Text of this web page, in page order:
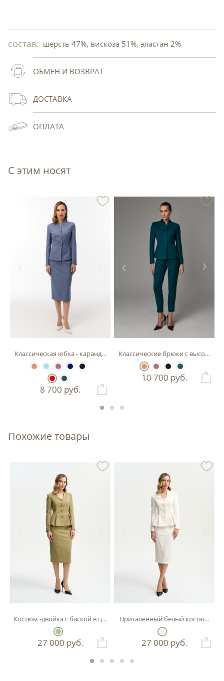
состав: шерсть 47%, вискоза 51%, эластан 2%
ОБМЕН И ВОЗВРАТ
ДОСТАВКА
ОПЛАТА
С этим носят
Классическая юбка - карандаш
8 700 руб.
Классические брюки с высокой
10 700 руб.
Похожие товары
Костюм -двойка с баской в цвете фисташка
27 000 руб.
Приталенный белый костюм-
27 000 руб.